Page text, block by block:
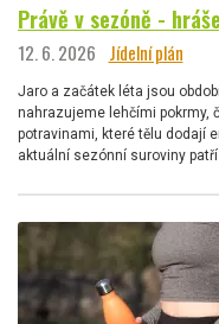
Právě v sezóně -
12. 6. 2026 Jídelní plán
Jaro a začátek léta jsou
nahrazujeme lehčími pokrmy,
potravinami, které tělu dodají
aktuální sezónní suroviny